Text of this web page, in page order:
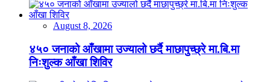
August 8, 2026
४५० जनाको आँखामा उज्यालो छर्दै माछापुच्छ्रे मा.बि.मा
निःशुल्क आँखा शिविर